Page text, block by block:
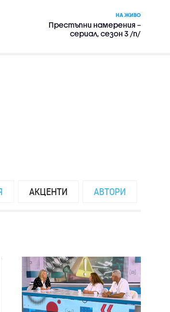
НА ЖИВО
Престъпни намерения –
сериал, сезон 3 /п/
АКЦЕНТИ АВТОРИ